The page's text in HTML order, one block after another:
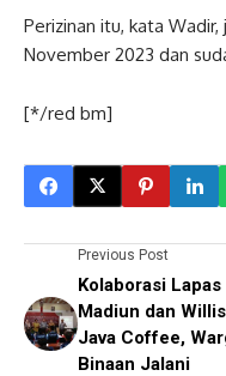
Perizinan itu, kata
November 2023 dan
[*/red bm]
Previous Post
Kolaborasi Lapas
Madiun dan
Java Coffee,
Binaan Jalani